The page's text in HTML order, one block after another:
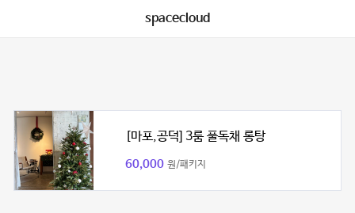
spacecloud
[마포,공덕] 3룸 풀독채 롱탕
60,000 원/패키지